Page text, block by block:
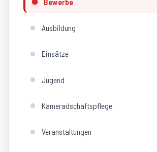
Ausbildung
Einsätze
Jugend
Kameradschaftspflege
Veranstaltungen